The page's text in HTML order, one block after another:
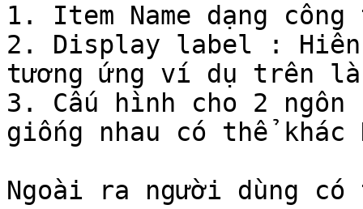
1. Item Name dạng
2. Display label :
tương ứng ví dụ trên là
3. Cấu hình cho 2
giống nhau có thể
Ngoài ra người dùng có